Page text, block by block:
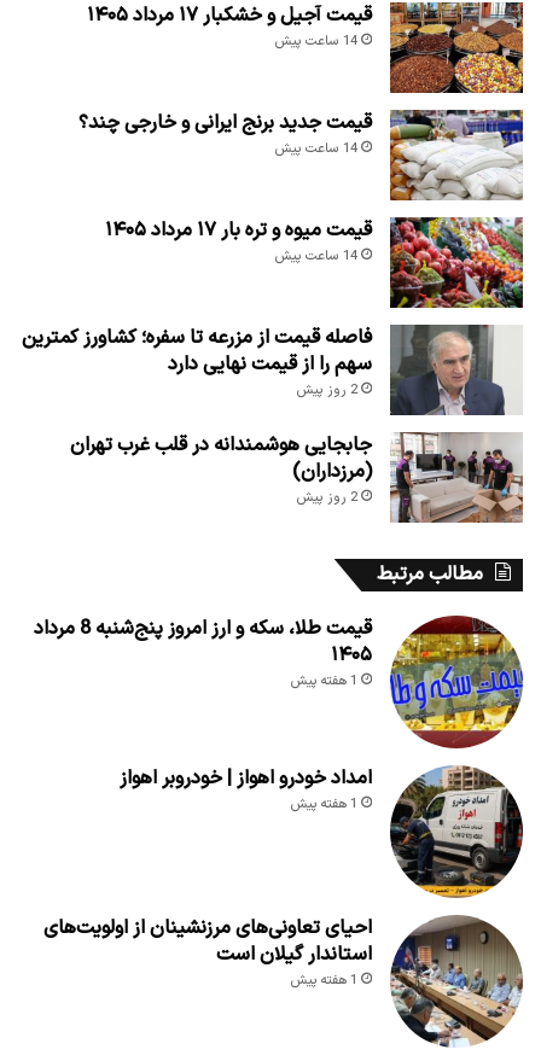
قیمت آجیل و خشکبار ۱۷ مرداد ۱۴۰۵
14 ساعت پیش
قیمت جدید برنج ایرانی و خارجی چند؟
14 ساعت پیش
قیمت میوه و تره بار ۱۷ مرداد ۱۴۰۵
14 ساعت پیش
فاصله قیمت از مزرعه تا سفره؛ کشاورز کمترین
سهم را از قیمت نهایی دارد
2 روز پیش
جابجایی هوشمندانه در قلب غرب تهران
(مرزداران)
2 روز پیش
مطالب مرتبط
قیمت طلا، سکه و ارز امروز پنج‌شنبه 8 مرداد
۱۴۰۵
1 هفته پیش
امداد خودرو اهواز | خودروبر اهواز
1 هفته پیش
احیای تعاونی‌های مرزنشینان از اولویت‌های
استاندار گیلان است
1 هفته پیش